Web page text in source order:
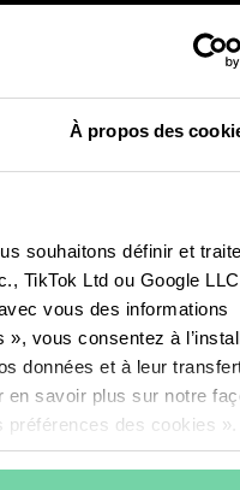
À propos des
souhaitons définir et
TikTok Ltd ou Google
vous des informations
vous consentez à
données et à leur
en savoir plus sur notre
des cookies ».